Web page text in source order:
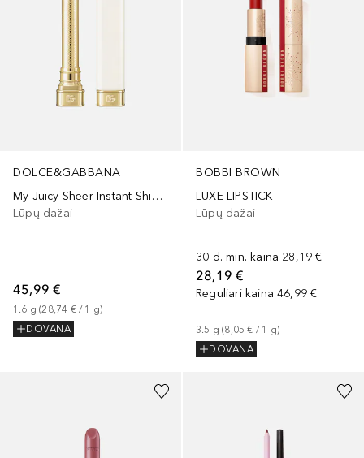
DOLCE&GABBANA
My Juicy Sheer Instant Shine & Hydration Lip Stylo
Lūpų dažai
45,99 €
1.6 g (28,74 € / 1 g)
DOVANA
BOBBI BROWN
LUXE LIPSTICK
Lūpų dažai
30 d. min. kaina 28,19 €
28,19 €
Reguliari kaina 46,99 €
3.5 g (8,05 € / 1 g)
DOVANA
+1